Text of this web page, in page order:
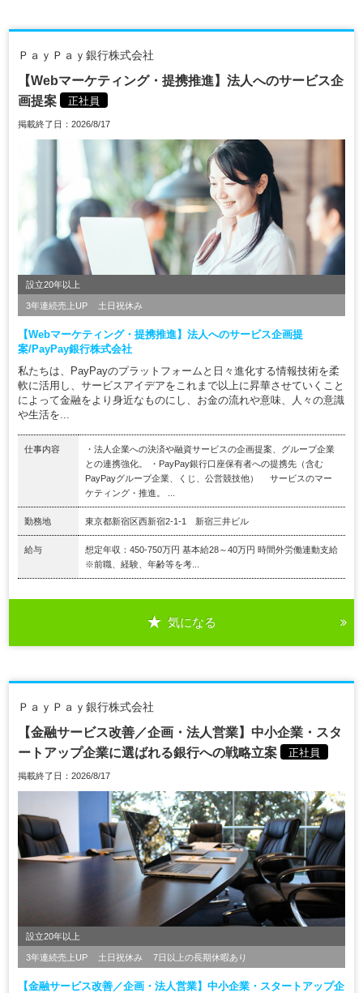
ＰａｙＰａｙ銀行株式会社
【Webマーケティング・提携推進】法人へのサービス企
画提案
正社員
掲載終了日：2026/8/17
設立20年以上
3年連続売上UP 土日祝休み
【Webマーケティング・提携推進】法人へのサービス企画提
案/PayPay銀行株式会社
私たちは、PayPayのプラットフォームと日々進化する情報技術を柔
軟に活用し、サービスアイデアをこれまで以上に昇華させていくこと
によって金融をより身近なものにし、お金の流れや意味、人々の意識
や生活を...
仕事内容
・法人企業への決済や融資サービスの企画提案、グループ企業
との連携強化。 ・PayPay銀行口座保有者への提携先（含む
PayPayグループ企業、くじ、公営競技他） サービスのマー
ケティング・推進。 ...
勤務地 東京都新宿区西新宿2‐1‐1 新宿三井ビル
給与
想定年収：450-750万円 基本給28～40万円 時間外労働連動支給
※前職、経験、年齢等を考...
気になる
ＰａｙＰａｙ銀行株式会社
【金融サービス改善／企画・法人営業】中小企業・スタ
ートアップ企業に選ばれる銀行への戦略立案
正社員
掲載終了日：2026/8/17
設立20年以上
3年連続売上UP 土日祝休み 7日以上の長期休暇あり
【金融サービス改善／企画・法人営業】中小企業・スタートアップ企